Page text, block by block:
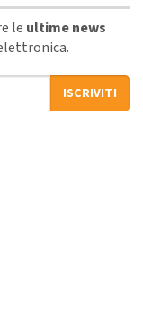
le ultime news
ISCRIVITI